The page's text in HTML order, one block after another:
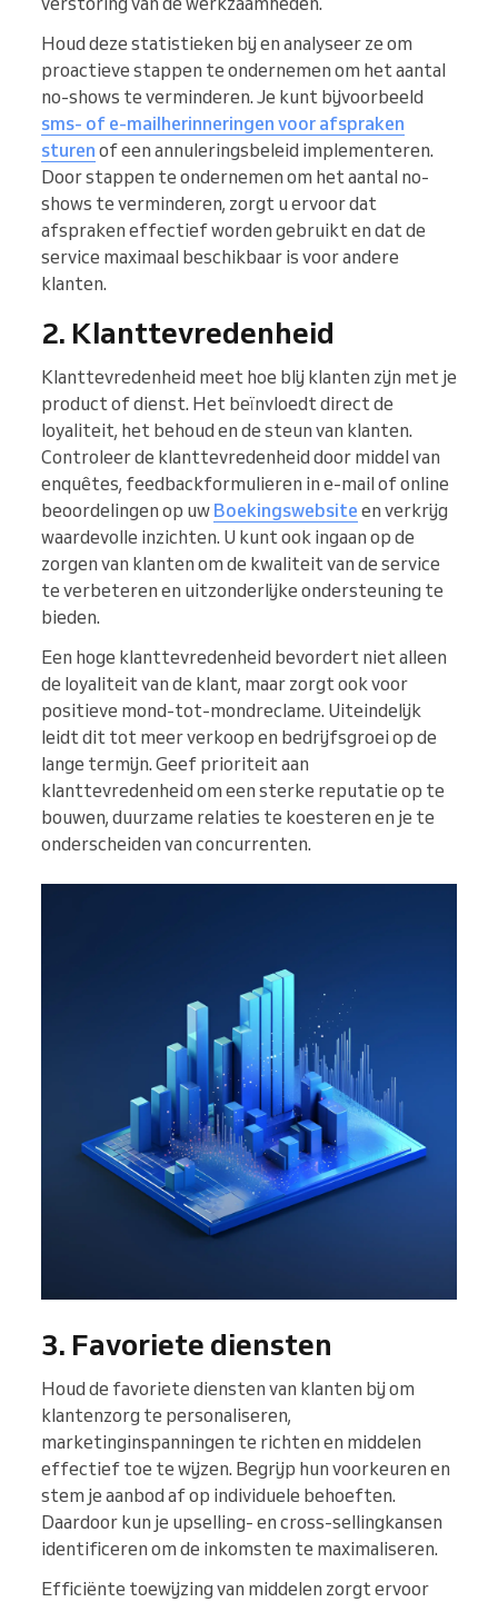
Houd deze statistieken bij en analyseer ze om
proactieve stappen te ondernemen om het aantal
no-shows te verminderen. Je kunt bijvoorbeeld
sms- of e-mailherinneringen voor afspraken
sturen of een annuleringsbeleid implementeren.
Door stappen te ondernemen om het aantal no-
shows te verminderen, zorgt u ervoor dat
afspraken effectief worden gebruikt en dat de
service maximaal beschikbaar is voor andere
klanten.
2. Klanttevredenheid
Klanttevredenheid meet hoe blij klanten zijn met je
product of dienst. Het beïnvloedt direct de
loyaliteit, het behoud en de steun van klanten.
Controleer de klanttevredenheid door middel van
enquêtes, feedbackformulieren in e-mail of online
beoordelingen op uw Boekingswebsite en verkrijg
waardevolle inzichten. U kunt ook ingaan op de
zorgen van klanten om de kwaliteit van de service
te verbeteren en uitzonderlijke ondersteuning te
bieden.
Een hoge klanttevredenheid bevordert niet alleen
de loyaliteit van de klant, maar zorgt ook voor
positieve mond-tot-mondreclame. Uiteindelijk
leidt dit tot meer verkoop en bedrijfsgroei op de
lange termijn. Geef prioriteit aan
klanttevredenheid om een sterke reputatie op te
bouwen, duurzame relaties te koesteren en je te
onderscheiden van concurrenten.
3. Favoriete diensten
Houd de favoriete diensten van klanten bij om
klantenzorg te personaliseren,
marketinginspanningen te richten en middelen
effectief toe te wijzen. Begrijp hun voorkeuren en
stem je aanbod af op individuele behoeften.
Daardoor kun je upselling- en cross-sellingkansen
identificeren om de inkomsten te maximaliseren.
Efficiënte toewijzing van middelen zorgt ervoor